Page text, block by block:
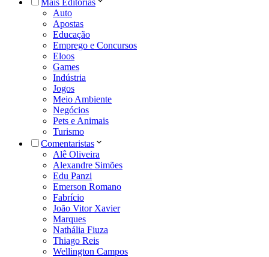
Auto
Apostas
Educação
Emprego e Concursos
Eloos
Games
Indústria
Jogos
Meio Ambiente
Negócios
Pets e Animais
Turismo
Comentaristas
Alê Oliveira
Alexandre Simões
Edu Panzi
Emerson Romano
Fabrício
João Vitor Xavier
Marques
Nathália Fiuza
Thiago Reis
Wellington Campos